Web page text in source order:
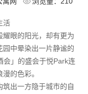
活
眼的阳光，却有更为
中晕染出一片静谧的
会」的盛会于悦Park连
的色彩。
出一方隐于城市的自